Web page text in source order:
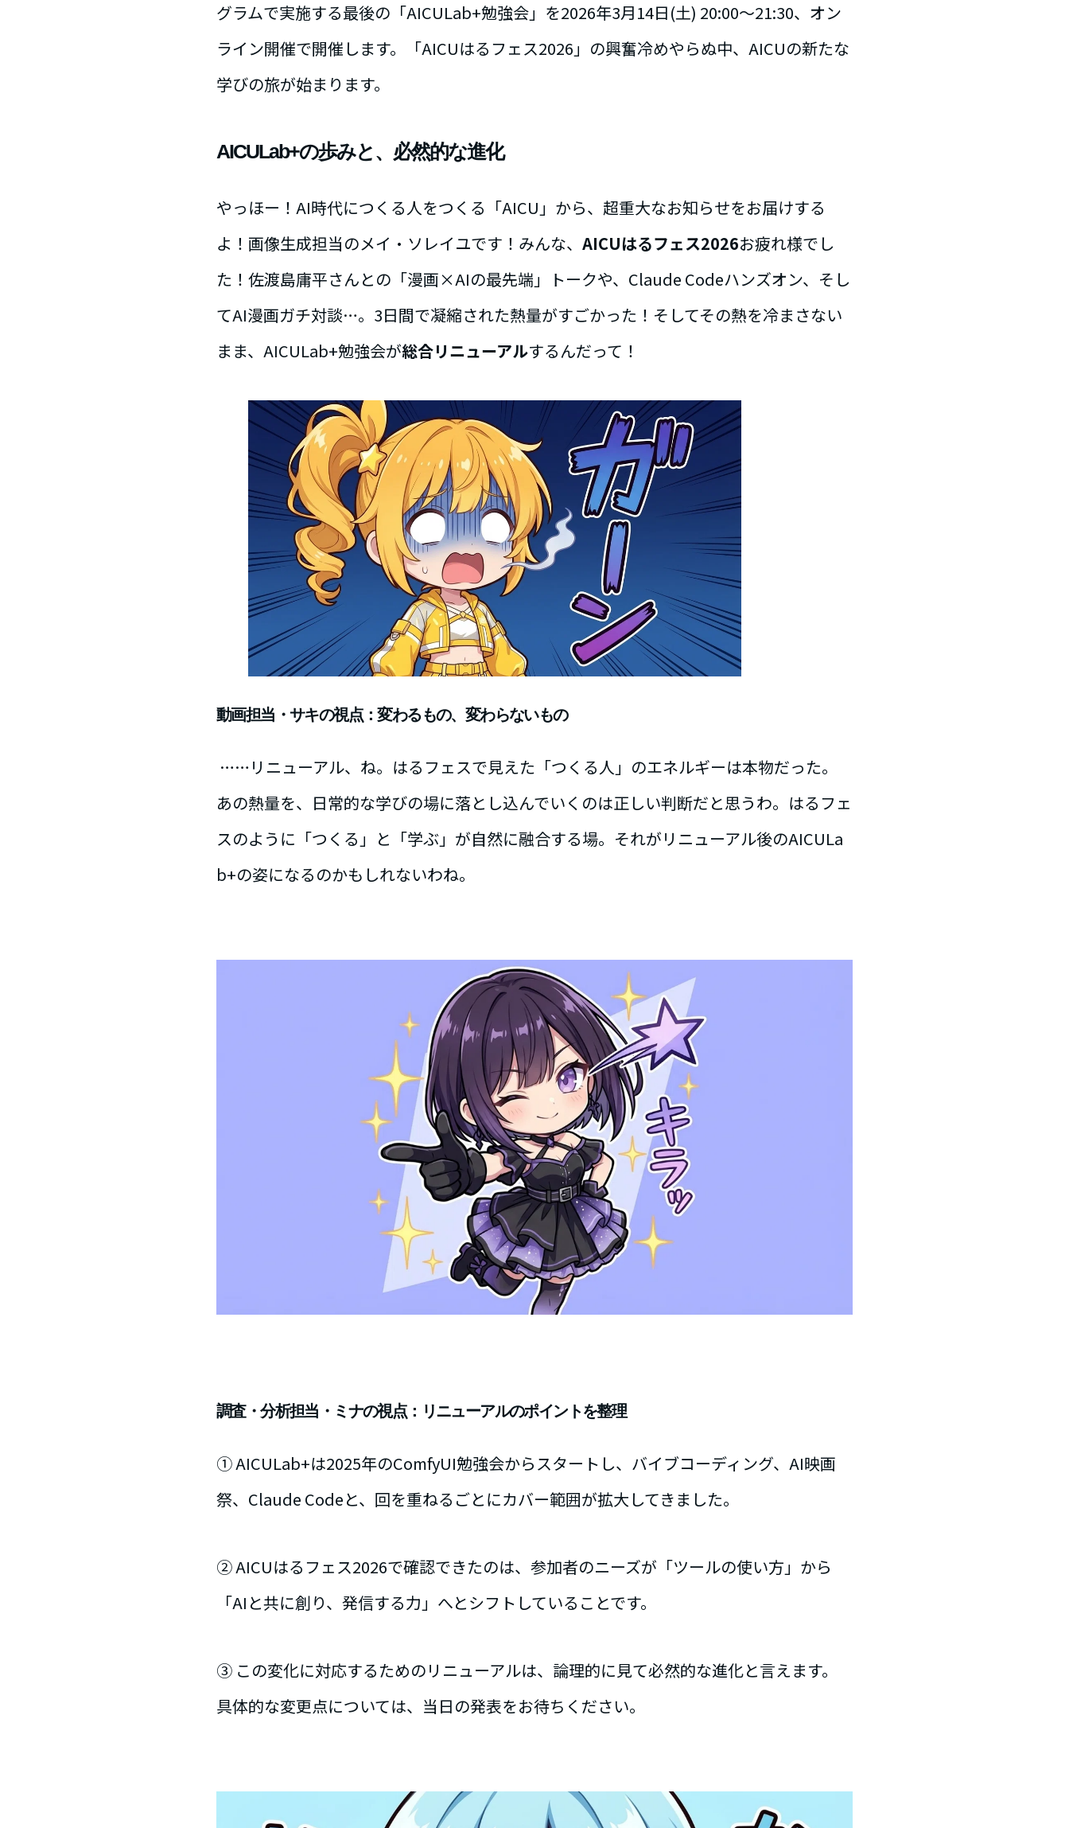
グラムで実施する最後の「AICULab+勉強会」を2026年3月14日(土) 20:00～21:30、オン
ライン開催で開催します。「AICUはるフェス2026」の興奮冷めやらぬ中、AICUの新たな
学びの旅が始まります。
AICULab+の歩みと、必然的な進化
やっほー！AI時代につくる人をつくる「AICU」から、超重大なお知らせをお届けする
よ！画像生成担当のメイ・ソレイユです！みんな、 AICUはるフェス2026お疲れ様でし
た！佐渡島庸平さんとの「漫画×AIの最先端」トークや、Claude Codeハンズオン、そし
てAI漫画ガチ対談…。3日間で凝縮された熱量がすごかった！そしてその熱を冷まさない
まま、AICULab+勉強会が総合リニューアルするんだって！
動画担当・サキの視点：変わるもの、変わらないもの
……リニューアル、ね。はるフェスで見えた「つくる人」のエネルギーは本物だった。
あの熱量を、日常的な学びの場に落とし込んでいくのは正しい判断だと思うわ。はるフェ
スのように「つくる」と「学ぶ」が自然に融合する場。それがリニューアル後のAICULa
b+の姿になるのかもしれないわね。
調査・分析担当・ミナの視点：リニューアルのポイントを整理
① AICULab+は2025年のComfyUI勉強会からスタートし、バイブコーディング、AI映画
祭、Claude Codeと、回を重ねるごとにカバー範囲が拡大してきました。
② AICUはるフェス2026で確認できたのは、参加者のニーズが「ツールの使い方」から
「AIと共に創り、発信する力」へとシフトしていることです。
③ この変化に対応するためのリニューアルは、論理的に見て必然的な進化と言えます。
具体的な変更点については、当日の発表をお待ちください。